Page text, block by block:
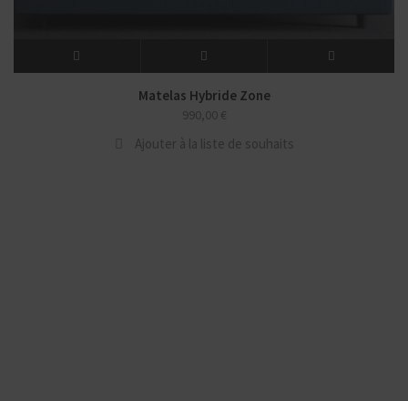
Matelas Hybride Zone
990,00 €
Ajouter à la liste de souhaits